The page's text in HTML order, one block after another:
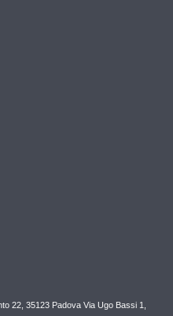
22, 35123 Padova Via Ugo Bassi 1,